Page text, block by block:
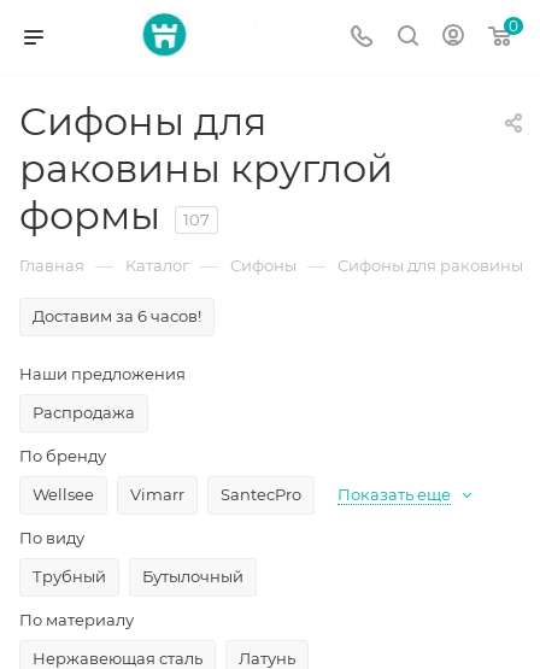
0
Сифоны для
раковины круглой
формы
107
Главная — Каталог — Сифоны — Сифоны для раковины
Доставим за 6 часов!
Наши предложения
Распродажа
По бренду
Wellsee
Vimarr SantecPro Показать еще
По виду
Трубный
Бутылочный
По материалу
Нержавеющая сталь
Латунь